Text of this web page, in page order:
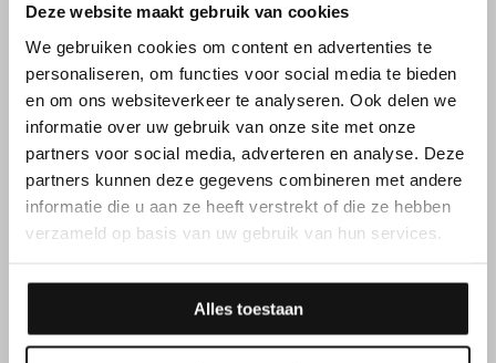
Deze website maakt gebruik van cookies
We gebruiken cookies om content en advertenties te
personaliseren, om functies voor social media te bieden
en om ons websiteverkeer te analyseren. Ook delen we
informatie over uw gebruik van onze site met onze
partners voor social media, adverteren en analyse. Deze
partners kunnen deze gegevens combineren met andere
informatie die u aan ze heeft verstrekt of die ze hebben
verzameld op basis van uw gebruik van hun services.
Alles toestaan
Industrieel Elektricien €22 |
Automatisatieprojecten
Dag
18
per uur
Gent